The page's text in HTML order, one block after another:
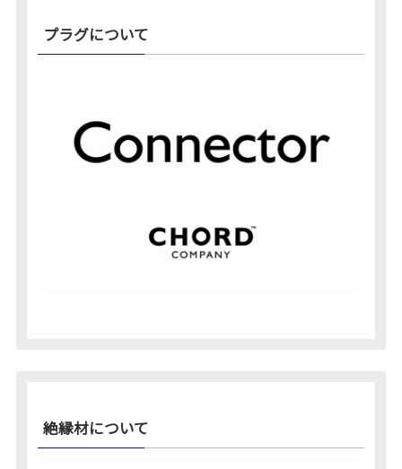
プラグについて
絶縁材について